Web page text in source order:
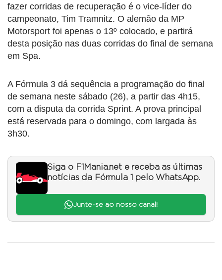
fazer corridas de recuperação é o vice-líder do
campeonato, Tim Tramnitz. O alemão da MP
Motorsport foi apenas o 13º colocado, e partirá
desta posição nas duas corridas do final de semana
em Spa.
A Fórmula 3 dá sequência a programação do final
de semana neste sábado (26), a partir das 4h15,
com a disputa da corrida Sprint. A prova principal
está reservada para o domingo, com largada às
3h30.
Siga o F1Mania.net e receba as últimas
notícias da Fórmula 1 pelo WhatsApp.
Junte-se ao nosso canal!